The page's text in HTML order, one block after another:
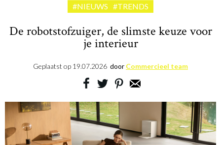
#NIEUWS #TRENDS
De robotstofzuiger, de slimste keuze voor
je interieur
Geplaatst op 19.07.2026 door Commercieel team